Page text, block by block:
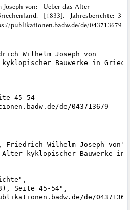
von: Ueber das Alter
[1833]. Jahresberichte: 3
publikationen.badw.de/de/043713679
Wilhelm Joseph von
Bauwerke in
45-54
de/043713679
Wilhelm Joseph von",
kyklopischer Bauwerke in
Seite 45-54",
de/